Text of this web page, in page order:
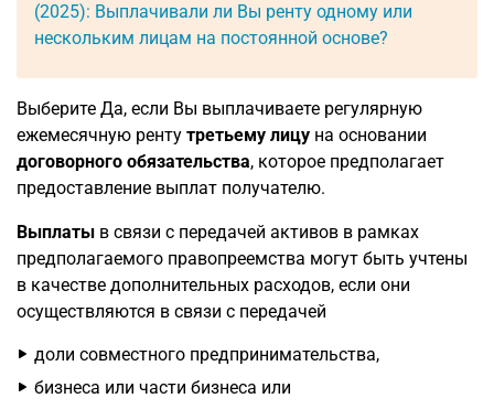
(2025): Выплачивали ли Вы ренту одному или
нескольким лицам на постоянной основе?
Выберите Да, если Вы выплачиваете регулярную
ежемесячную ренту третьему лицу на основании
договорного обязательства, которое предполагает
предоставление выплат получателю.
Выплаты в связи с передачей активов в рамках
предполагаемого правопреемства могут быть учтены
в качестве дополнительных расходов, если они
осуществляются в связи с передачей
доли совместного предпринимательства,
бизнеса или части бизнеса или